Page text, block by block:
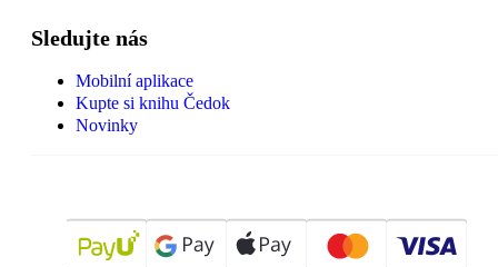
Sledujte nás
Mobilní aplikace
Kupte si knihu Čedok
Novinky